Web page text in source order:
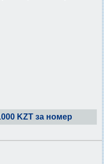
KZT за номер